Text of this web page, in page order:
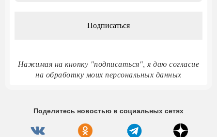
Нажимая на кнопку "подписаться", я даю согласие
на обработку моих персональных данных
Поделитесь новостью в социальных сетях